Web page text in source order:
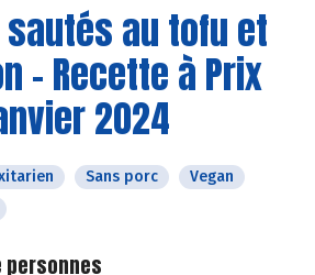
au tofu et
- Recette à Prix
2024
Sans porc
Vegan
personnes